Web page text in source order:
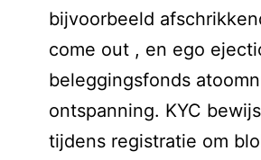
bijvoorbeeld
come out , en ego
beleggingsfonds
ontspanning. KYC
tijdens registratie om